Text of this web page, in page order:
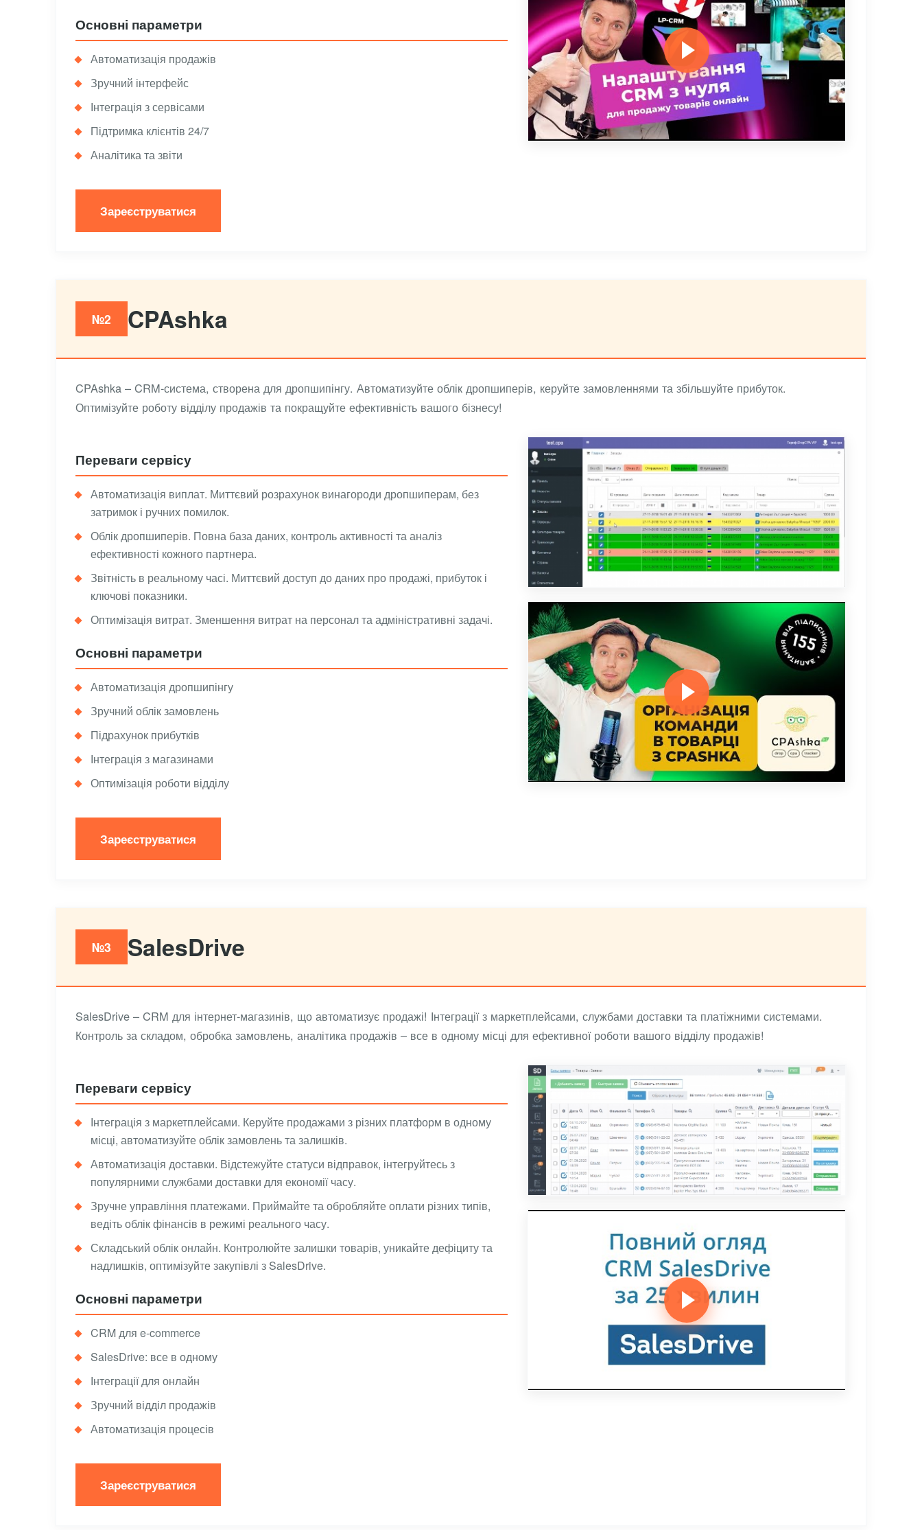
Основні параметри
Автоматизація продажів
Зручний інтерфейс
Інтеграція з сервісами
Підтримка клієнтів 24/7
Аналітика та звіти
Зареєструватися
№2 CPAshka
CPAshka – CRM-система, створена для дропшипінгу. Автоматизуйте облік дропшиперів, керуйте замовленнями та збільшуйте прибуток.
Оптимізуйте роботу відділу продажів та покращуйте ефективність вашого бізнесу!
Переваги сервісу
Автоматизація виплат. Миттєвий розрахунок винагороди дропшиперам, без
затримок і ручних помилок.
Облік дропшиперів. Повна база даних, контроль активності та аналіз
ефективності кожного партнера.
Звітність в реальному часі. Миттєвий доступ до даних про продажі, прибуток і
ключові показники.
Оптимізація витрат. Зменшення витрат на персонал та адміністративні задачі.
Основні параметри
Автоматизація дропшипінгу
Зручний облік замовлень
Підрахунок прибутків
Інтеграція з магазинами
Оптимізація роботи відділу
Зареєструватися
№3 SalesDrive
SalesDrive – CRM для інтернет-магазинів, що автоматизує продажі! Інтеграції з маркетплейсами, службами доставки та платіжними системами.
Контроль за складом, обробка замовлень, аналітика продажів – все в одному місці для ефективної роботи вашого відділу продажів!
Переваги сервісу
Інтеграція з маркетплейсами. Керуйте продажами з різних платформ в одному
місці, автоматизуйте облік замовлень та залишків.
Автоматизація доставки. Відстежуйте статуси відправок, інтегруйтесь з
популярними службами доставки для економії часу.
Зручне управління платежами. Приймайте та обробляйте оплати різних типів,
ведіть облік фінансів в режимі реального часу.
Складський облік онлайн. Контролюйте залишки товарів, уникайте дефіциту та
надлишків, оптимізуйте закупівлі з SalesDrive.
Основні параметри
CRM для e-commerce
SalesDrive: все в одному
Інтеграції для онлайн
Зручний відділ продажів
Автоматизація процесів
Зареєструватися